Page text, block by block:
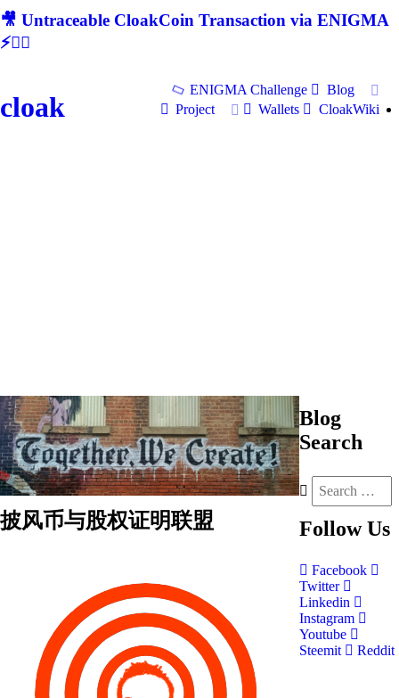
🎥 Untraceable CloakCoin Transaction via ENIGMA
⚡🕵‍♂
cloak
ENIGMA Challenge
Blog
Project
Wallets CloakWiki
披风币与股权证明联盟
Blog
Search
Follow Us
Facebook
Twitter
Linkedin
Instagram
Youtube
Steemit
Reddit